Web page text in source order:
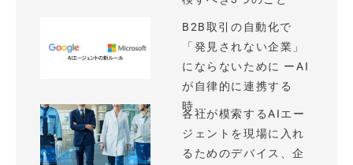
B2B取引の自動化で
「発見されない企業」
にならないために ーAI
が自律的に連携する
時...
各社が模索するAIエー
ジェントを現場に入れ
るためのデバイス、企